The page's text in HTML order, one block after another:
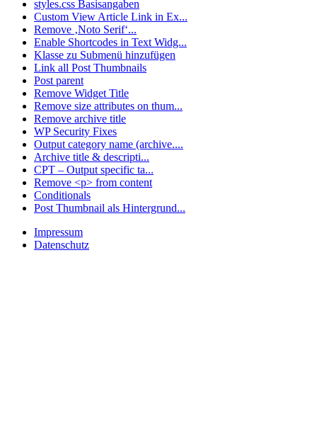
styles.css Basisangaben
Custom View Article Link in Ex...
Remove ‚Noto Serif‘...
Enable Shortcodes in Text Widg...
Klasse zu Submenü hinzufügen
Link all Post Thumbnails
Post parent
Remove Widget Title
Remove size attributes on thum...
Remove archive title
WP Security Fixes
Output category name (archive....
Archive title & descripti...
CPT – Output specific ta...
Remove <p> from content
Conditionals
Post Thumbnail als Hintergrund...
Impressum
Datenschutz